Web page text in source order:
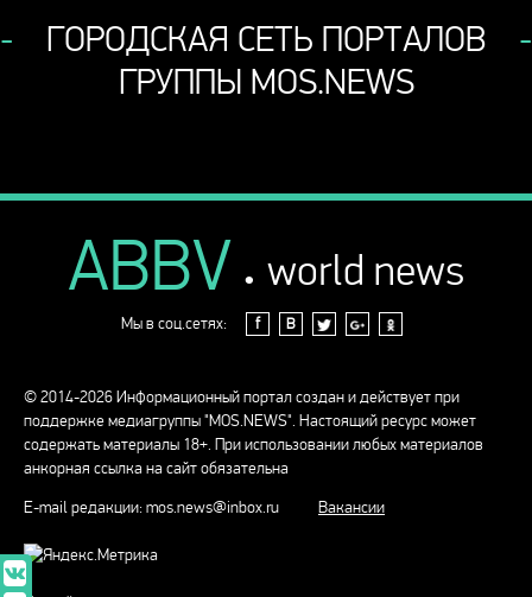
ГОРОДСКАЯ СЕТЬ ПОРТАЛОВ
ГРУППЫ MOS.NEWS
ABBV . world news
Мы в соц.сетях: f В
© 2014-2026 Информационный портал создан и действует при
поддержке медиагруппы "MOS.NEWS". Настоящий ресурс может
содержать материалы 18+. При использовании любых материалов
анкорная ссылка на сайт обязательна
E-mail редакции:mos.news@inbox.ru Вакансии